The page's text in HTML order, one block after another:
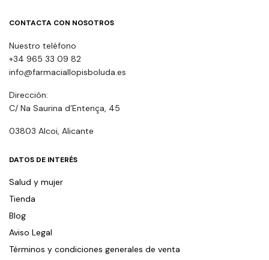
CONTACTA CON NOSOTROS
Nuestro teléfono
+34 965 33 09 82
info@farmaciallopisboluda.es
Dirección:
C/ Na Saurina d’Entença, 45
03803 Alcoi, Alicante
DATOS DE INTERÉS
Salud y mujer
Tienda
Blog
Aviso Legal
Términos y condiciones generales de venta